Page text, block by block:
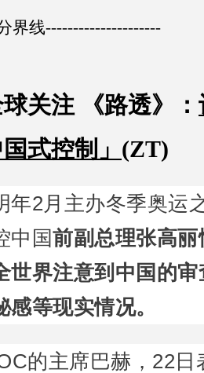
界线---------------------
关注 《路透》：
式控制」 (ZT)
年2月主办冬季奥运
中国前副总理张高
世界注意到中国的
感等现实情况。
的主席巴赫，22